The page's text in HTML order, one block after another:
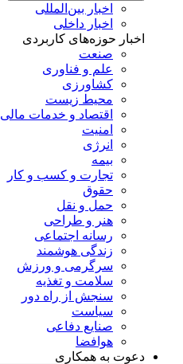
اخبار بین‌المللی
اخبار داخلی
اخبار حوزه‌های کاربردی
صنعت
علم و فناوری
کشاورزی
محیط زیست
اقتصاد و خدمات مالی
امنیت
انرژی
بیمه
تجارت و کسب و کار
حقوق
حمل و نقل
هنر و طراحی
رسانه اجتماعی
زندگی هوشمند
سرگرمی و ورزش
سلامت و تغذیه
سنجش از راه دور
سیاست
صنایع دفاعی
هوافضا
دعوت به همکاری